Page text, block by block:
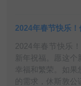
2024年春节快乐
2024年春节快乐
新年祝福。愿这个
幸福和繁荣。如果
的需求，休斯敦公